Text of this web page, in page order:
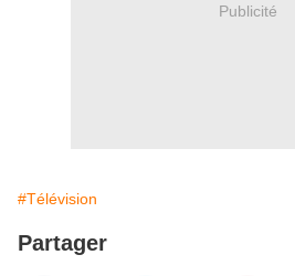
Publicité
#Télévision
Partager